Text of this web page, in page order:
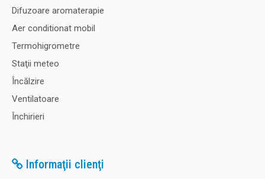
Difuzoare aromaterapie
Aer conditionat mobil
Termohigrometre
Staţii meteo
Încălzire
Ventilatoare
Închirieri
Informaţii clienţi